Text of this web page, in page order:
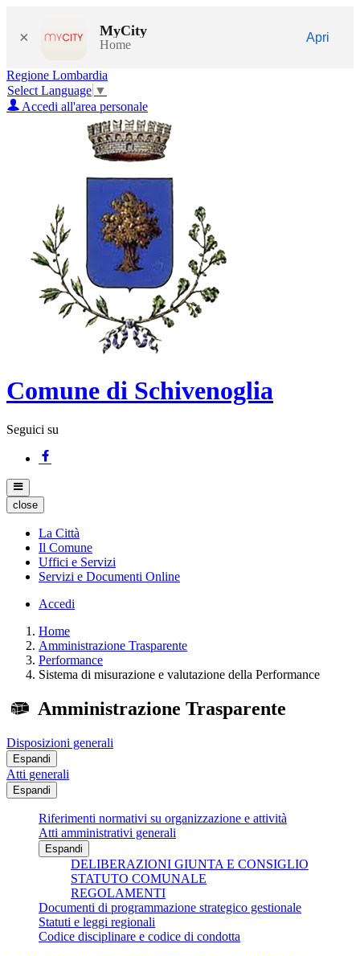
× MyCity
Home
Apri
Regione Lombardia
Select Language ▼
Accedi all'area personale
Comune di Schivenoglia
Seguici su
close
La Città
Il Comune
Uffici e Servizi
Servizi e Documenti Online
Accedi
Home
Amministrazione Trasparente
Performance
Sistema di misurazione e valutazione della Performance
Amministrazione Trasparente
Disposizioni generali
Espandi
Atti generali
Espandi
Riferimenti normativi su organizzazione e attività
Atti amministrativi generali
Espandi
DELIBERAZIONI GIUNTA E CONSIGLIO
STATUTO COMUNALE
REGOLAMENTI
Documenti di programmazione strategico gestionale
Statuti e leggi regionali
Codice disciplinare e codice di condotta